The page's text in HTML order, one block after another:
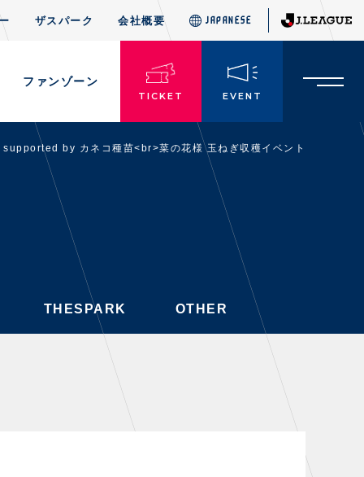
ザスパーク 会社概要 JAPANESE
ファンゾーン
TICKET EVENT
JAPANESE
チケット情報
・前売・当日チケット
・発売日
・優待チケット
・企画チケット
・法人シーズンシート
supported by カネコ種苗<br>菜の花様 玉ねぎ収穫イベント
THESPARK OTHER
THESPARK OTHER